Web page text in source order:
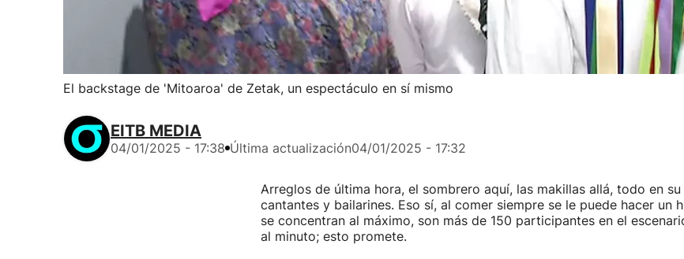
El backstage de 'Mitoaroa' de Zetak, un espectáculo en sí mismo
EITB MEDIA
04/01/2025 - 17:38 Última actualización04/01/2025 - 17:32
Arreglos de última hora, el sombrero aquí, las makillas allá, todo en
cantantes y bailarines. Eso sí, al comer siempre se le puede hacer un
se concentran al máximo, son más de 150 participantes en el
al minuto; esto promete.